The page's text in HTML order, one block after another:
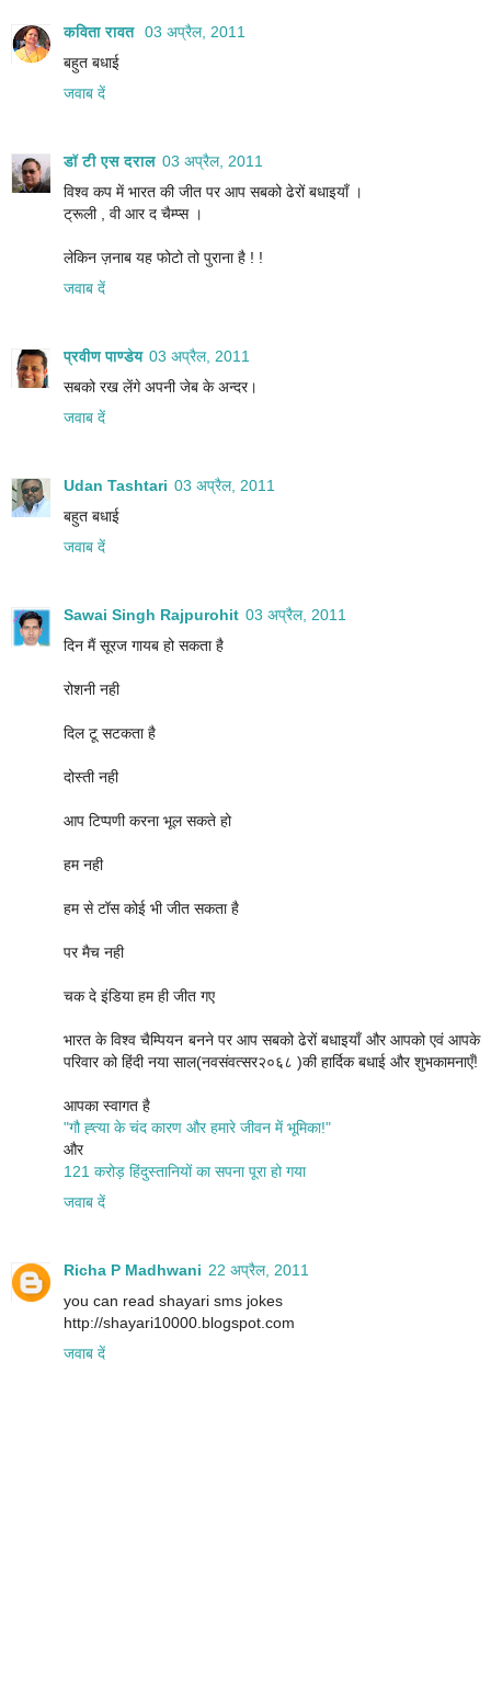
कविता रावत 03 अप्रैल, 2011
बहुत बधाई
जवाब दें
डॉ टी एस दराल 03 अप्रैल, 2011
विश्व कप में भारत की जीत पर आप सबको ढेरों बधाइयाँ ।
ट्रूली , वी आर द चैम्प्स ।
लेकिन ज़नाब यह फोटो तो पुराना है ! !
जवाब दें
प्रवीण पाण्डेय 03 अप्रैल, 2011
सबको रख लेंगे अपनी जेब के अन्दर।
जवाब दें
Udan Tashtari 03 अप्रैल, 2011
बहुत बधाई
जवाब दें
Sawai Singh Rajpurohit 03 अप्रैल, 2011
दिन मैं सूरज गायब हो सकता है
रोशनी नही
दिल टू सटकता है
दोस्ती नही
आप टिप्पणी करना भूल सकते हो
हम नही
हम से टॉस कोई भी जीत सकता है
पर मैच नही
चक दे इंडिया हम ही जीत गए
भारत के विश्व चैम्पियन बनने पर आप सबको ढेरों बधाइयाँ और आपको एवं आपके
परिवार को हिंदी नया साल(नवसंवत्सर२०६८ )की हार्दिक बधाई और शुभकामनाएँ!
आपका स्वागत है
"गौ ह्त्या के चंद कारण और हमारे जीवन में भूमिका!"
और
121 करोड़ हिंदुस्तानियों का सपना पूरा हो गया
जवाब दें
Richa P Madhwani 22 अप्रैल, 2011
you can read shayari sms jokes
http://shayari10000.blogspot.com
जवाब दें